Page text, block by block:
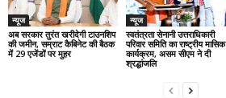
न्यूज
अब सरकार तुरंत खरीदेगी टाउनशिप
की जमीन, सम्राट कैबिनेट की बैठक
में 29 एजेंडों पर मुहर
न्यूज
स्वतंत्रता सेनानी उत्तराधिकारी
परिवार समिति का राष्ट्रीय मासिक
कार्यक्रम, असम सीएम ने दी
श्रद्धांजलि